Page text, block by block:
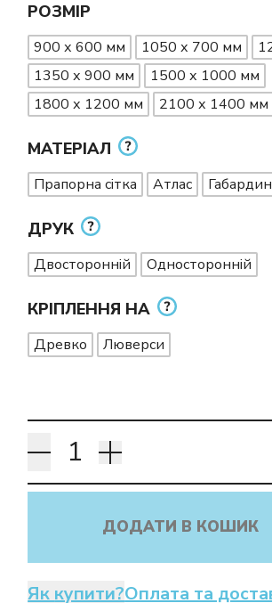
РОЗМІР
900 х 600 мм 1050 х 700 мм
1350 х 900 мм
1500 х 1000 мм
1800 х 1200 мм
2100 х 1400 мм
МАТЕРІАЛ
Прапорна сітка Атлас Габардин
ДРУК
Двосторонній Односторонній
КРІПЛЕННЯ НА
Древко Люверси
ДОДАТИ В КОШИК
Як купити?Оплата та